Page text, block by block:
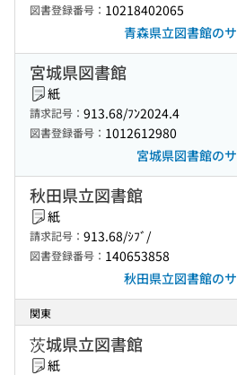
図書登録番号： 10218402065
青森県立図書館の
宮城県図書館
紙
請求記号： 913.68/ﾌﾝ2024.4
図書登録番号： 1012612980
宮城県図書館の
秋田県立図書館
紙
請求記号： 913.68/ｼﾌﾞ/
図書登録番号： 140653858
秋田県立図書館の
関東
茨城県立図書館
紙